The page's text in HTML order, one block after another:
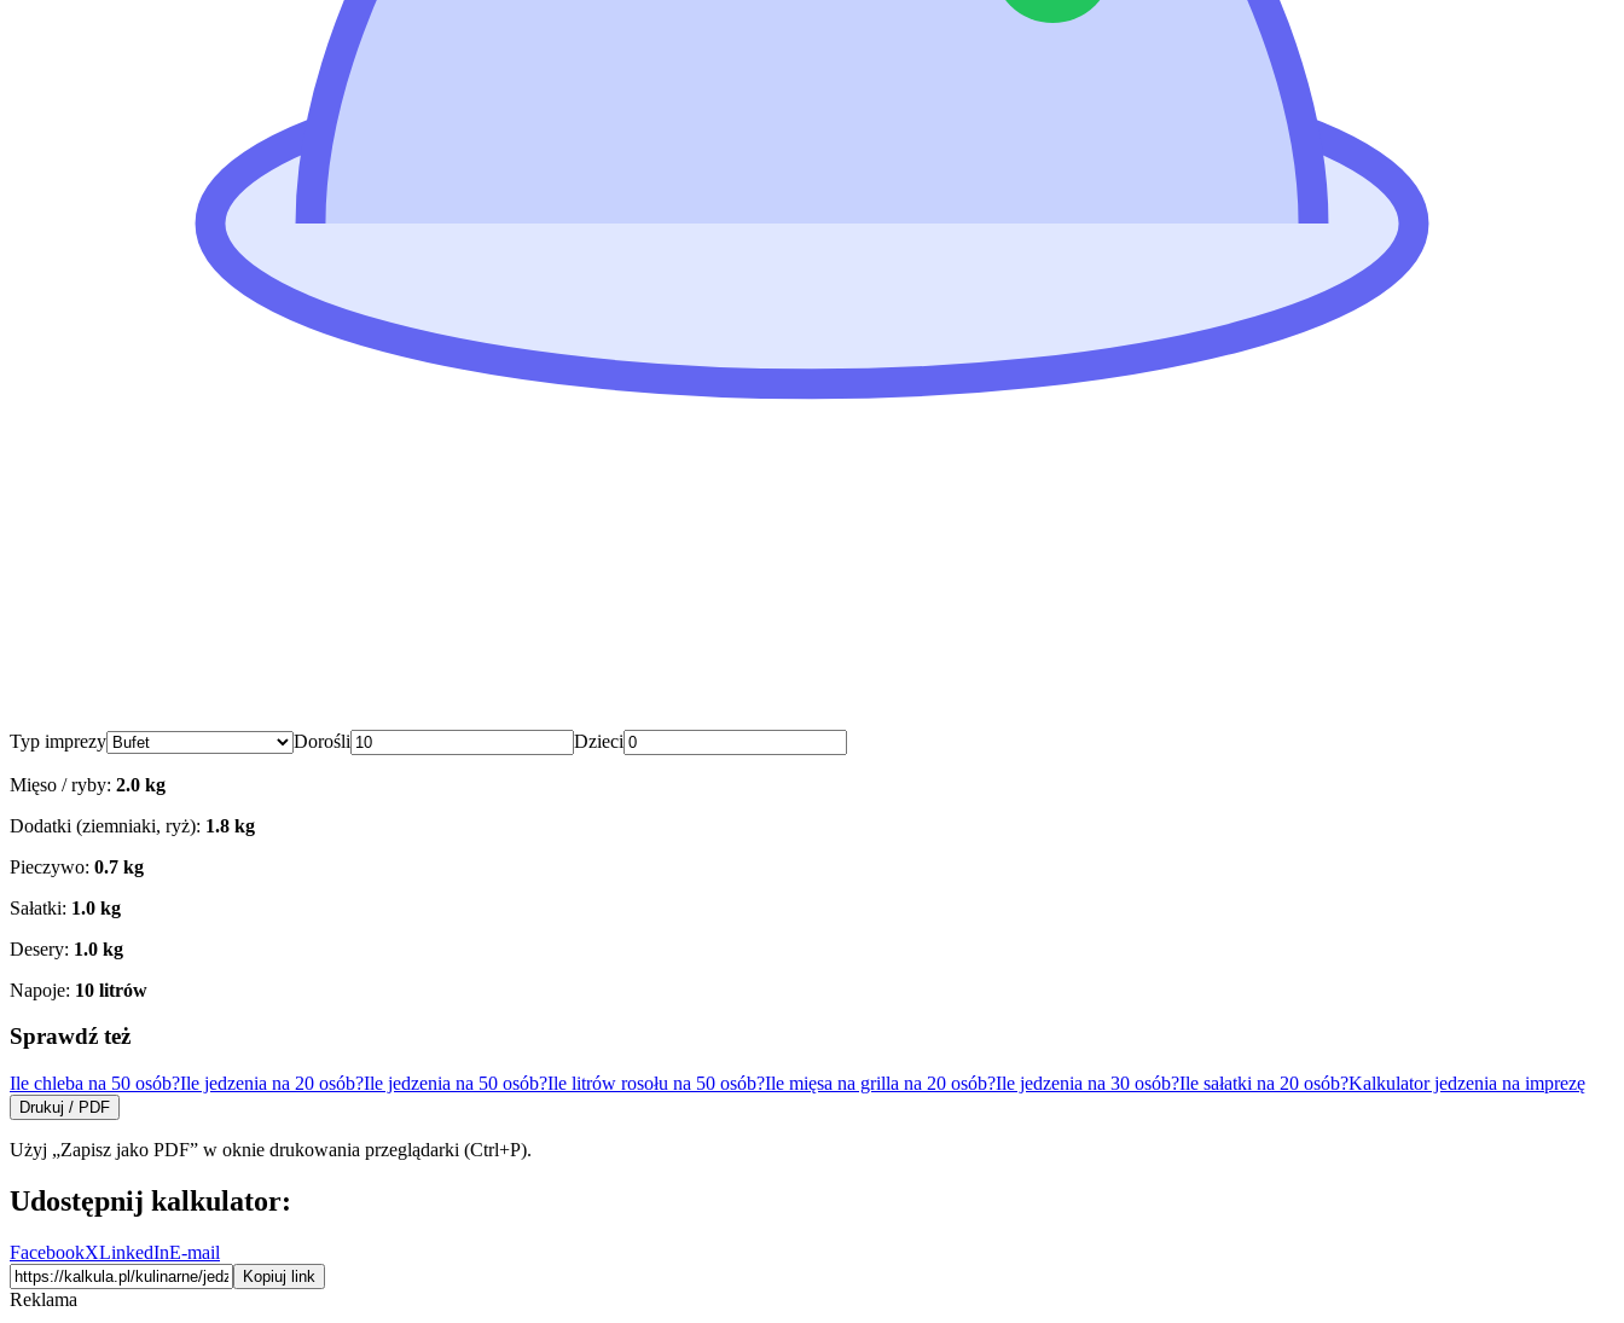
Typ imprezy Dorośli Dzieci
Mięso / ryby: 2.0 kg
Dodatki (ziemniaki, ryż): 1.8 kg
Pieczywo: 0.7 kg
Sałatki: 1.0 kg
Desery: 1.0 kg
Napoje: 10 litrów
Sprawdź też
Ile chleba na 50 osób?Ile jedzenia na 20 osób?Ile jedzenia na 50 osób?Ile litrów rosołu na 50 osób?Ile mięsa na grilla na 20 osób?Ile jedzenia na 30 osób?Ile sałatki na 20 osób?Kalkulator jedzenia na imprezę
Drukuj / PDF
Użyj „Zapisz jako PDF” w oknie drukowania przeglądarki (Ctrl+P).
Udostępnij kalkulator:
FacebookXLinkedInE-mail
Kopiuj link
Reklama